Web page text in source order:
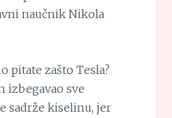
naučnik Nikola
pitate zašto Tesla?
izbegavao sve
sadrže kiselinu, jer